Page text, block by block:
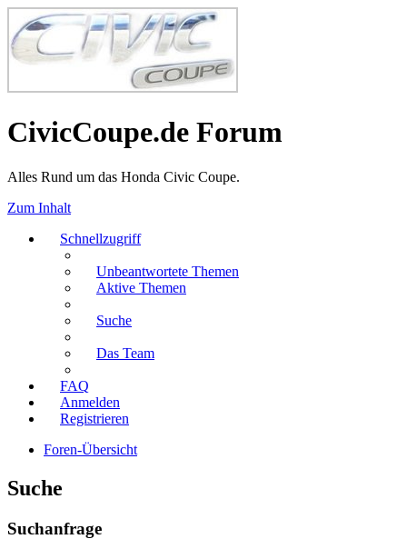
CivicCoupe.de Forum
Alles Rund um das Honda Civic Coupe.
Zum Inhalt
Schnellzugriff
Unbeantwortete Themen
Aktive Themen
Suche
Das Team
FAQ
Anmelden
Registrieren
Foren-Übersicht
Suche
Suchanfrage